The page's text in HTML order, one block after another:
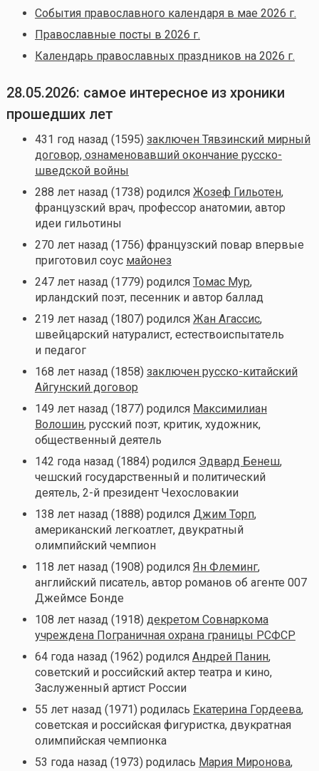
События православного календаря в мае 2026 г.
Православные посты в 2026 г.
Календарь православных праздников на 2026 г.
28.05.2026: самое интересное из хроники
прошедших лет
431 год назад (1595) заключен Тявзинский мирный
договор, ознаменовавший окончание русско-
шведской войны
288 лет назад (1738) родился Жозеф Гильотен,
французский врач, профессор анатомии, автор
идеи гильотины
270 лет назад (1756) французский повар впервые
приготовил соус майонез
247 лет назад (1779) родился Томас Мур,
ирландский поэт, песенник и автор баллад
219 лет назад (1807) родился Жан Агассис,
швейцарский натуралист, естествоиспытатель
и педагог
168 лет назад (1858) заключен русско-китайский
Айгунский договор
149 лет назад (1877) родился Максимилиан
Волошин, русский поэт, критик, художник,
общественный деятель
142 года назад (1884) родился Эдвард Бенеш,
чешский государственный и политический
деятель, 2-й президент Чехословакии
138 лет назад (1888) родился Джим Торп,
американский легкоатлет, двукратный
олимпийский чемпион
118 лет назад (1908) родился Ян Флеминг,
английский писатель, автор романов об агенте 007
Джеймсе Бонде
108 лет назад (1918) декретом Совнаркома
учреждена Пограничная охрана границы РСФСР
64 года назад (1962) родился Андрей Панин,
советский и российский актер театра и кино,
Заслуженный артист России
55 лет назад (1971) родилась Екатерина Гордеева,
советская и российская фигуристка, двукратная
олимпийская чемпионка
53 года назад (1973) родилась Мария Миронова,